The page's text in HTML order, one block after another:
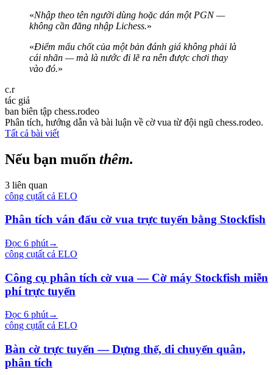
«Nhập theo tên người dùng hoặc dán một PGN —
không cần đăng nhập Lichess.»
«Điểm mấu chốt của một bản đánh giá không phải là
cái nhãn — mà là nước đi lẽ ra nên được chơi thay
vào đó.»
c.r
tác giả
ban biên tập chess.rodeo
Phân tích, hướng dẫn và bài luận về cờ vua từ đội ngũ chess.rodeo.
Tất cả bài viết
Nếu bạn muốn thêm.
3 liên quan
công cụtất cả ELO
Phân tích ván đấu cờ vua trực tuyến bằng Stockfish
Đọc 6 phút→
công cụtất cả ELO
Công cụ phân tích cờ vua — Cờ máy Stockfish miễn
phí trực tuyến
Đọc 6 phút→
công cụtất cả ELO
Bàn cờ trực tuyến — Dựng thế, di chuyển quân,
phân tích